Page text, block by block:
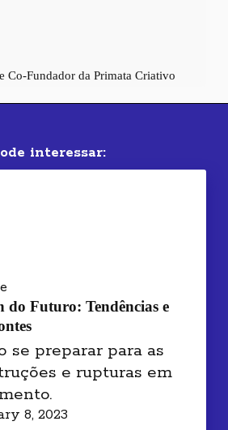
Co-Fundador da Primata Criativo
interessar:
do Futuro: Tendências e
se preparar para as
e rupturas em
8, 2023